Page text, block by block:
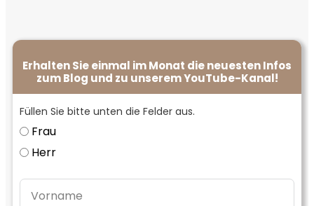
Erhalten Sie einmal im Monat die neuesten Infos
zum Blog und zu unserem YouTube-Kanal!
Füllen Sie bitte unten die Felder aus.
Frau
Herr